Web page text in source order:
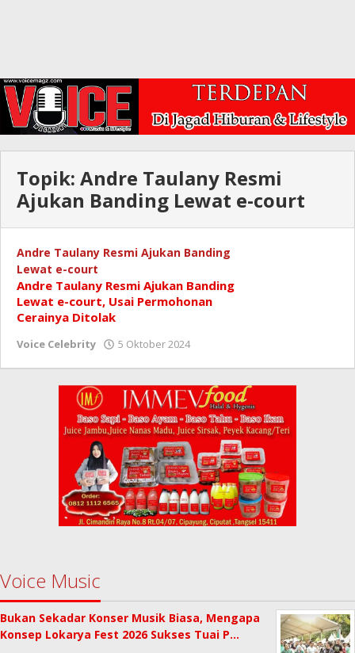
Topik: Andre Taulany Resmi
Ajukan Banding Lewat e-court
Andre Taulany Resmi Ajukan Banding
Lewat e-court
Andre Taulany Resmi Ajukan Banding
Lewat e-court, Usai Permohonan
Cerainya Ditolak
Voice Celebrity 5 Oktober 2024
Voice Music
Bukan Sekadar Konser Musik Biasa, Mengapa
Konsep Lokarya Fest 2026 Sukses Tuai P…